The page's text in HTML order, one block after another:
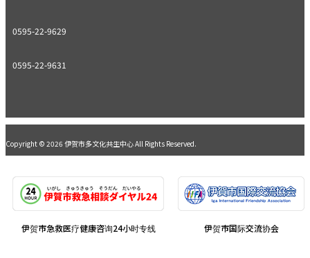
0595-22-9629
0595-22-9631
Copyright © 2026 伊贺市多文化共生中心 All Rights Reserved.
伊贺市急救医疗健康咨询24小时专线 伊贺市国际交流协会